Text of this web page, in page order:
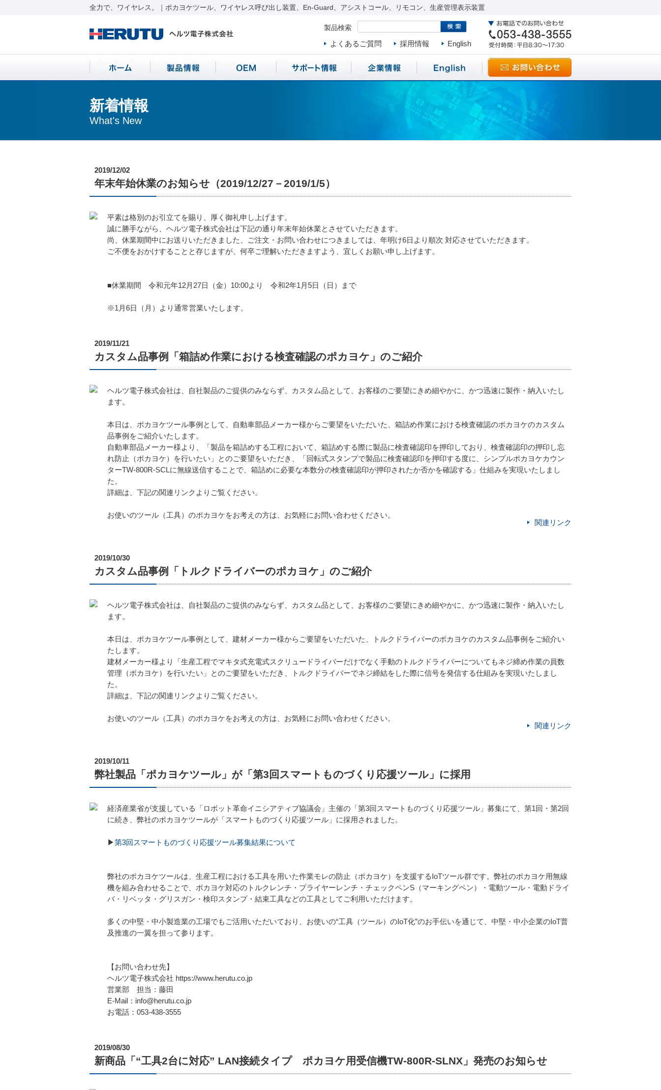
全力で、ワイヤレス。｜ポカヨケツール、ワイヤレス呼び出し装置、En-Guard、アシストコール、リモコン、生産管理表示装置
製品検索
よくあるご質問 採用情報 English
新着情報
What's New
2019/12/02
年末年始休業のお知らせ（2019/12/27－2019/1/5）
平素は格別のお引立てを賜り、厚く御礼申し上げます。
誠に勝手ながら、ヘルツ電子株式会社は下記の通り年末年始休業とさせていただきます。
尚、休業期間中にお送りいただきました、ご注文・お問い合わせにつきましては、年明け6日より順次 対応させていただきます。
ご不便をおかけすることと存じますが、何卒ご理解いただきますよう、宜しくお願い申し上げます。
■休業期間 令和元年12月27日（金）10:00より 令和2年1月5日（日）まで
※1月6日（月）より通常営業いたします。
2019/11/21
カスタム品事例「箱詰め作業における検査確認のポカヨケ」のご紹介
ヘルツ電子株式会社は、自社製品のご提供のみならず、カスタム品として、お客様のご要望にきめ細やかに、かつ迅速に製作・納入いたし
ます。
本日は、ポカヨケツール事例として、自動車部品メーカー様からご要望をいただいた、箱詰め作業における検査確認のポカヨケのカスタム
品事例をご紹介いたします。
自動車部品メーカー様より、「製品を箱詰めする工程において、箱詰めする際に製品に検査確認印を押印しており、検査確認印の押印し忘
れ防止（ポカヨケ）を行いたい」とのご要望をいただき、「回転式スタンプで製品に検査確認印を押印する度に、シンプルポカヨケカウン
ターTW-800R-SCLに無線送信することで、箱詰めに必要な本数分の検査確認印が押印されたか否かを確認する」仕組みを実現いたしまし
た。
詳細は、下記の関連リンクよりご覧ください。
お使いのツール（工具）のポカヨケをお考えの方は、お気軽にお問い合わせください。
関連リンク
2019/10/30
カスタム品事例「トルクドライバーのポカヨケ」のご紹介
ヘルツ電子株式会社は、自社製品のご提供のみならず、カスタム品として、お客様のご要望にきめ細やかに、かつ迅速に製作・納入いたし
ます。
本日は、ポカヨケツール事例として、建材メーカー様からご要望をいただいた、トルクドライバーのポカヨケのカスタム品事例をご紹介い
たします。
建材メーカー様より「生産工程でマキタ式充電式スクリュードライバーだけでなく手動のトルクドライバーについてもネジ締め作業の員数
管理（ポカヨケ）を行いたい」とのご要望をいただき、トルクドライバーでネジ締結をした際に信号を発信する仕組みを実現いたしまし
た。
詳細は、下記の関連リンクよりご覧ください。
お使いのツール（工具）のポカヨケをお考えの方は、お気軽にお問い合わせください。
関連リンク
2019/10/11
弊社製品「ポカヨケツール」が「第3回スマートものづくり応援ツール」に採用
経済産業省が支援している「ロボット革命イニシアティブ協議会」主催の「第3回スマートものづくり応援ツール」募集にて、第1回・第2回
に続き、弊社のポカヨケツールが「スマートものづくり応援ツール」に採用されました。
▶第3回スマートものづくり応援ツール募集結果について
弊社のポカヨケツールは、生産工程における工具を用いた作業モレの防止（ポカヨケ）を支援するIoTツール群です。弊社のポカヨケ用無線
機を組み合わせることで、ポカヨケ対応のトルクレンチ・プライヤーレンチ・チェックペンS（マーキングペン）・電動ツール・電動ドライ
バ・リベッタ・グリスガン・検印スタンプ・結束工具などの工具としてご利用いただけます。
多くの中堅・中小製造業の工場でもご活用いただいており、お使いの“工具（ツール）のIoT化”のお手伝いを通じて、中堅・中小企業のIoT普
及推進の一翼を担って参ります。
【お問い合わせ先】
ヘルツ電子株式会社 https://www.herutu.co.jp
営業部 担当：藤田
E-Mail：info@herutu.co.jp
お電話：053-438-3555
2019/08/30
新商品「“工具2台に対応” LAN接続タイプ ポカヨケ用受信機TW-800R-SLNX」発売のお知らせ